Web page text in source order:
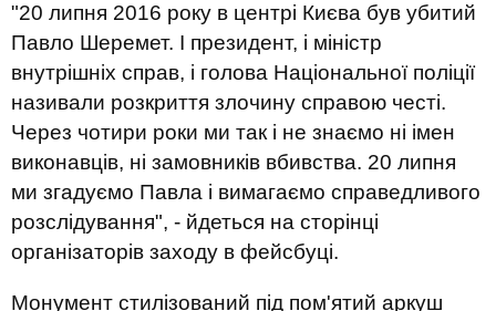
"20 липня 2016 року в центрі Києва був убитий
Павло Шеремет. І президент, і міністр
внутрішніх справ, і голова Національної поліції
називали розкриття злочину справою честі.
Через чотири роки ми так і не знаємо ні імен
виконавців, ні замовників вбивства. 20 липня
ми згадуємо Павла і вимагаємо справедливого
розслідування", - йдеться на сторінці
організаторів заходу в фейсбуці.
Монумент стилізований під пом'ятий аркуш